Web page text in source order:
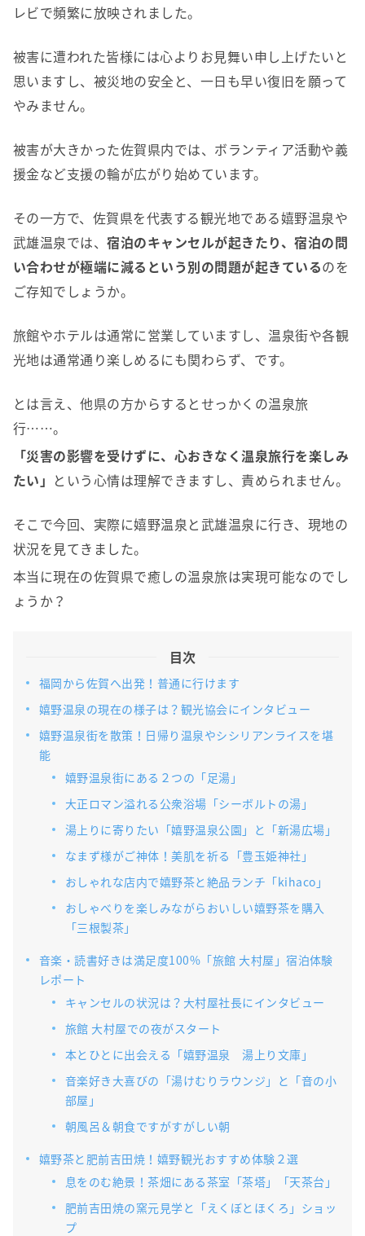
レビで頻繁に放映されました。
被害に遭われた皆様には心よりお見舞い申し上げたいと
思いますし、被災地の安全と、一日も早い復旧を願って
やみません。
被害が大きかった佐賀県内では、ボランティア活動や義
援金など支援の輪が広がり始めています。
その一方で、佐賀県を代表する観光地である嬉野温泉や
武雄温泉では、宿泊のキャンセルが起きたり、宿泊の問
い合わせが極端に減るという別の問題が起きているのを
ご存知でしょうか。
旅館やホテルは通常に営業していますし、温泉街や各観
光地は通常通り楽しめるにも関わらず、です。
とは言え、他県の方からするとせっかくの温泉旅
行……。
「災害の影響を受けずに、心おきなく温泉旅行を楽しみ
たい」 という心情は理解できますし、責められません。
そこで今回、実際に嬉野温泉と武雄温泉に行き、現地の
状況を見てきました。
本当に現在の佐賀県で癒しの温泉旅は実現可能なのでし
ょうか？
目次
福岡から佐賀へ出発！普通に行けます
嬉野温泉の現在の様子は？観光協会にインタビュー
嬉野温泉街を散策！日帰り温泉やシシリアンライスを堪
能
嬉野温泉街にある２つの「足湯」
大正ロマン溢れる公衆浴場「シーボルトの湯」
湯上りに寄りたい「嬉野温泉公園」と「新湯広場」
なまず様がご神体！美肌を祈る「豊玉姫神社」
おしゃれな店内で嬉野茶と絶品ランチ「kihaco」
おしゃべりを楽しみながらおいしい嬉野茶を購入
「三根製茶」
音楽・読書好きは満足度100%「旅館 大村屋」宿泊体験
レポート
キャンセルの状況は？大村屋社長にインタビュー
旅館 大村屋での夜がスタート
本とひとに出会える「嬉野温泉 湯上り文庫」
音楽好き大喜びの「湯けむりラウンジ」と「音の小
部屋」
朝風呂＆朝食ですがすがしい朝
嬉野茶と肥前吉田焼！嬉野観光おすすめ体験２選
息をのむ絶景！茶畑にある茶室「茶塔」「天茶台」
肥前吉田焼の窯元見学と「えくぼとほくろ」ショッ
プ